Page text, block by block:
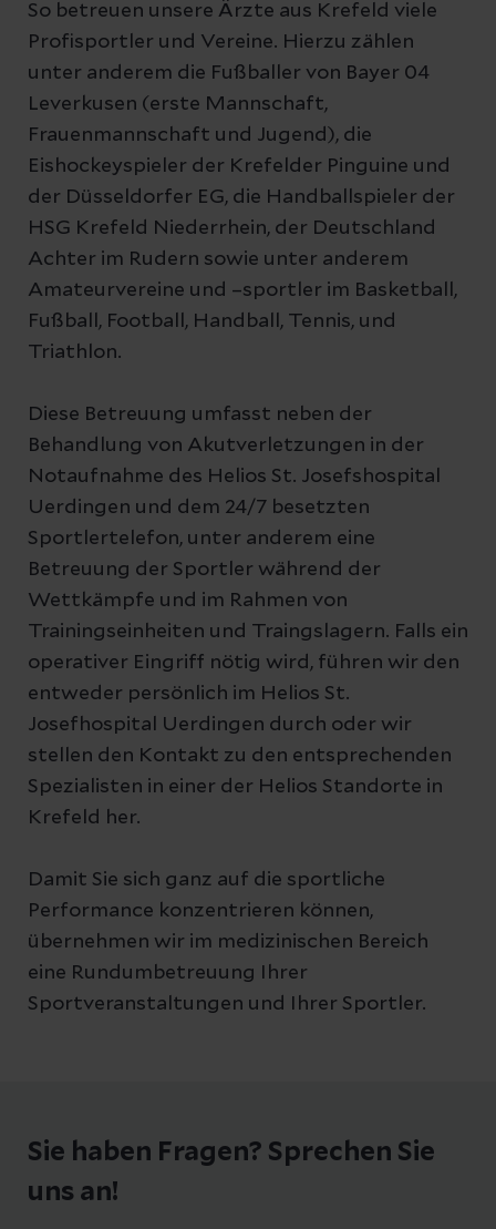
So betreuen unsere Ärzte aus Krefeld viele
Profisportler und Vereine. Hierzu zählen
unter anderem die Fußballer von Bayer 04
Leverkusen (erste Mannschaft,
Frauenmannschaft und Jugend), die
Eishockeyspieler der Krefelder Pinguine und
der Düsseldorfer EG, die Handballspieler der
HSG Krefeld Niederrhein, der Deutschland
Achter im Rudern sowie unter anderem
Amateurvereine und –sportler im Basketball,
Fußball, Football, Handball, Tennis, und
Triathlon.
Diese Betreuung umfasst neben der
Behandlung von Akutverletzungen in der
Notaufnahme des Helios St. Josefshospital
Uerdingen und dem 24/7 besetzten
Sportlertelefon, unter anderem eine
Betreuung der Sportler während der
Wettkämpfe und im Rahmen von
Trainingseinheiten und Traingslagern. Falls ein
operativer Eingriff nötig wird, führen wir den
entweder persönlich im Helios St.
Josefhospital Uerdingen durch oder wir
stellen den Kontakt zu den entsprechenden
Spezialisten in einer der Helios Standorte in
Krefeld her.
Damit Sie sich ganz auf die sportliche
Performance konzentrieren können,
übernehmen wir im medizinischen Bereich
eine Rundumbetreuung Ihrer
Sportveranstaltungen und Ihrer Sportler.
Sie haben Fragen? Sprechen Sie
uns an!